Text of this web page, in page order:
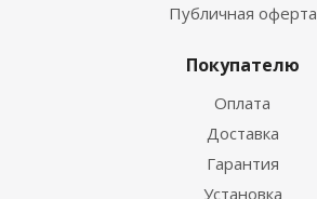
Публичная оферта
Покупателю
Оплата
Доставка
Гарантия
Установка